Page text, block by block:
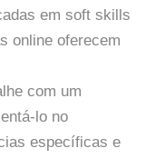
em soft skills
online oferecem
com um
lo no
específicas e